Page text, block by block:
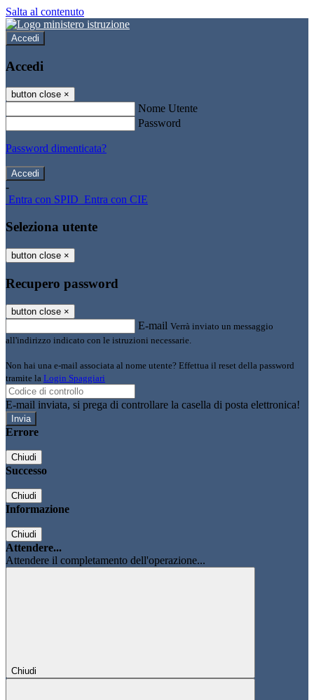
Salta al contenuto
Accedi
Accedi
button close ×
Nome Utente
Password
Password dimenticata?
-
Entra con SPID Entra con CIE
Seleziona utente
button close ×
Recupero password
button close ×
E-mail Verrà inviato un messaggio
all'indirizzo indicato con le istruzioni necessarie.
Non hai una e-mail associata al nome utente? Effettua il reset della password
tramite la Login Spaggiari
E-mail inviata, si prega di controllare la casella di posta elettronica!
Errore
Chiudi
Successo
Chiudi
Informazione
Chiudi
Attendere...
Attendere il completamento dell'operazione...
Chiudi